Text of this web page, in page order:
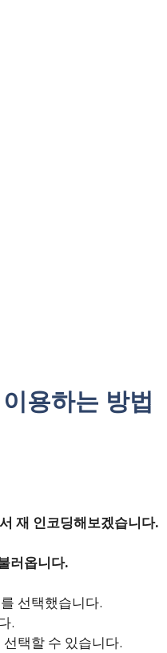
용하는 방법
재 인코딩해보겠습니다.
러옵니다.
선택했습니다.
.
택할 수 있습니다.